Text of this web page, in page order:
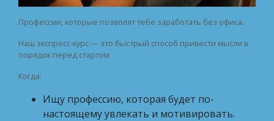
Профессии, которые позволят тебе заработать без офиса.
Наш экспресс-курс — это быстрый способ привести мысли в
порядок перед стартом
Когда:
Ищу профессию, которая будет по-
настоящему увлекать и мотивировать.